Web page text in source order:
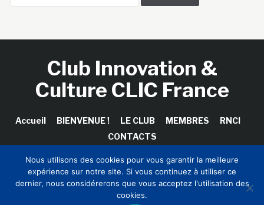
Club Innovation &
Culture CLIC France
Accueil BIENVENUE ! LE CLUB MEMBRES
RNCI
CONTACTS
Copyright © 2026 Club Innovation & Culture CLIC France /
Sinapses Conseils
Nous utilisons des cookies pour vous garantir la meilleure
expérience sur notre site. Si vous continuez à utiliser ce
dernier, nous considérerons que vous acceptez l'utilisation des
cookies.